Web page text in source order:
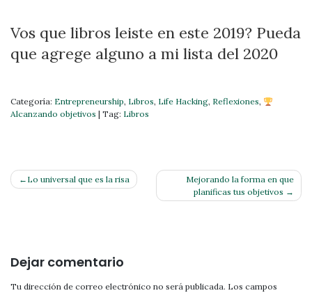
Vos que libros leiste en este 2019? Pueda
que agrege alguno a mi lista del 2020
Categoría: Entrepreneurship, Libros, Life Hacking, Reflexiones,
Alcanzando objetivos | Tag: Libros
Navegación
Lo universal que es la risa
Mejorando la forma en que
planificas tus objetivos
Dejar comentario
Tu dirección de correo electrónico no será publicada. Los campos